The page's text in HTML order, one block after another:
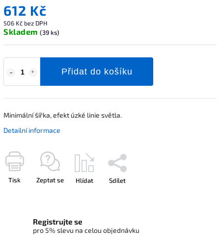
612 Kč
506 Kč bez DPH
Skladem (39 ks)
Přidat do košíku
Minimální šířka, efekt úzké linie světla.
Detailní informace
Tisk Zeptat se Hlídat Sdílet
Registrujte se
pro 5% slevu na celou objednávku